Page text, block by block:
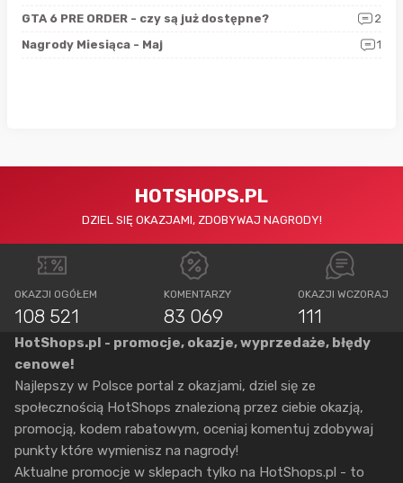
GTA 6 PRE ORDER - czy są już dostępne?
2
Nagrody Miesiąca - Maj
1
HOTSHOPS.PL
DZIEL SIĘ OKAZJAMI, ZDOBYWAJ NAGRODY!
OKAZJI OGÓŁEM
108 521
KOMENTARZY
83 069
OKAZJI WCZORAJ
111
HotShops.pl - promocje, okazje, wyprzedaże, błędy
cenowe!
Najlepszy w Polsce portal z okazjami, dziel się ze
społecznością HotShops znalezioną przez ciebie okazją,
promocją, kodem rabatowym, oceniaj komentuj zdobywaj
punkty które wymienisz na nagrody!
Aktualne promocje w sklepach tylko na HotShops.pl - to